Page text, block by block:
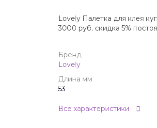
Lovely Палетка для клея
3000 руб. скидка 5%
Бренд
Lovely
Длина мм
53
Все характеристики